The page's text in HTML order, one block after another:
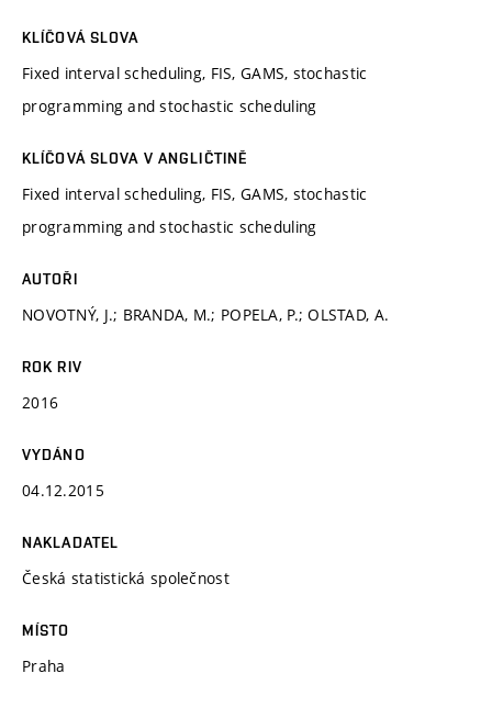
KLÍČOVÁ SLOVA
Fixed interval scheduling, FIS, GAMS, stochastic
programming and stochastic scheduling
KLÍČOVÁ SLOVA V ANGLIČTINĚ
Fixed interval scheduling, FIS, GAMS, stochastic
programming and stochastic scheduling
AUTOŘI
NOVOTNÝ, J.; BRANDA, M.; POPELA, P.; OLSTAD, A.
ROK RIV
2016
VYDÁNO
04.12.2015
NAKLADATEL
Česká statistická společnost
MÍSTO
Praha